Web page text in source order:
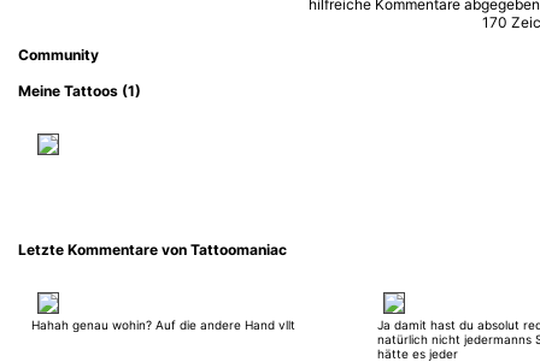
Community
Meine Tattoos (1)
Letzte Kommentare von Tattoomaniac
Hahah genau wohin? Auf die andere Hand vllt
Ja damit hast du absolut
natürlich nicht jedermanns
hätte es jeder